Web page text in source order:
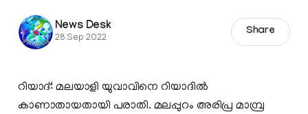
News Desk
28 Sep 2022
Share
റിയാദ്: മലയാളി യുവാവിനെ റിയാദില്‍
കാണാതായതായി പരാതി. മലപ്പുറം അരിപ്ര മാമ്പ്ര